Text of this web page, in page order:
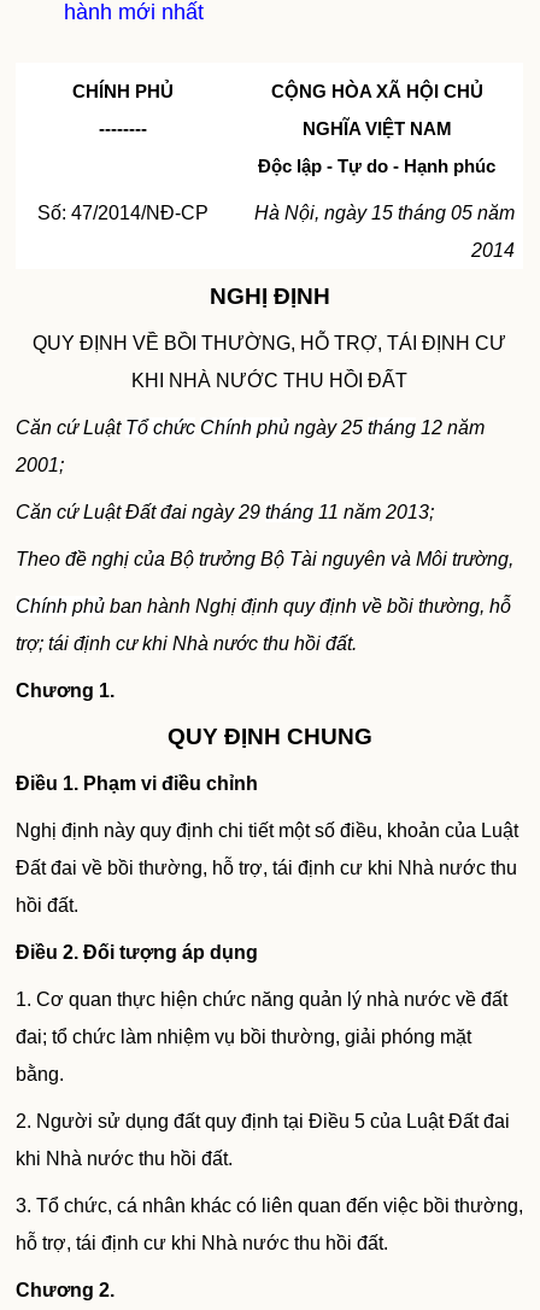
hành mới nhất
CHÍNH PHỦ
--------
CỘNG HÒA XÃ HỘI CHỦ
NGHĨA VIỆT NAM
Độc lập - Tự do - Hạnh phúc
Số: 47/2014/NĐ-CP
Hà Nội, ngày 15 tháng 05 năm
2014
NGHỊ ĐỊNH
QUY ĐỊNH VỀ BỒI THƯỜNG, HỖ TRỢ, TÁI ĐỊNH CƯ
KHI NHÀ NƯỚC THU HỒI ĐẤT
Căn cứ Luật Tổ chức Chính phủ ngày 25tháng 12 năm
2001;
Căn cứ Luật Đất đai ngày 29tháng 11 năm 2013;
Theo đề nghị của Bộ trưởng Bộ Tài nguyên và Môi trường,
Chính phủ ban hành Nghị định quy định về bồi thường, hỗ
trợ; tái định cư khi Nhà nước thu hồi đất.
Chương 1.
QUY ĐỊNH CHUNG
Điều 1. Phạm vi điều chỉnh
Nghị định này quy định chi tiết một số điều, khoản của Luật
Đất đai về bồi thường, hỗ trợ, tái định cư khi Nhà nước thu
hồi đất.
Điều 2. Đối tượng áp dụng
1. Cơ quan thực hiện chức năng quản lý nhà nước về đất
đai; tổ chức làm nhiệm vụ bồi thường, giải phóng mặt
bằng.
2. Người sử dụng đất quy định tại Điều 5 của Luật Đất đai
khi Nhà nước thu hồi đất.
3. Tổ chức, cá nhân khác có liên quan đến việc bồi thường,
hỗ trợ, tái định cư khi Nhà nước thu hồi đất.
Chương 2.